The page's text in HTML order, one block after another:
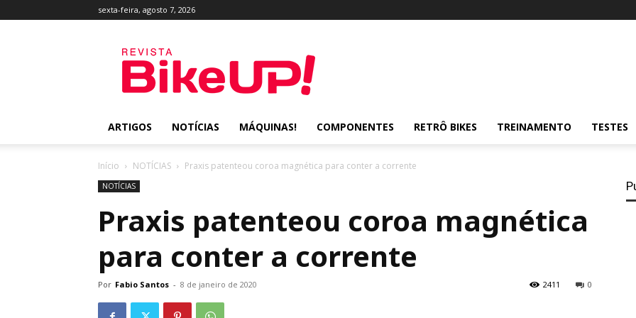
sexta-feira, agosto 7, 2026
BikeUP!
ARTIGOS NOTÍCIAS MÁQUINAS! COMPONENTES RETRÔ BIKES TREINAMENTO TESTES
Início NOTÍCIAS Praxis patenteou coroa magnética para conter a corrente
NOTÍCIAS
Praxis patenteou coroa magnética
para conter a corrente
Por Fabio Santos - 8 de janeiro de 2020 0
2411